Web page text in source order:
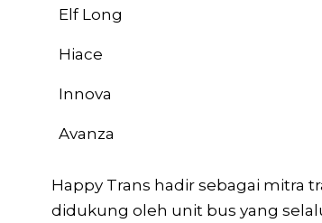
Elf Long
Hiace
Innova
Avanza
Happy Trans hadir sebagai mitra
didukung oleh unit bus yang